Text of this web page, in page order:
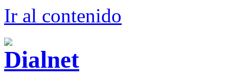
Ir al contenido